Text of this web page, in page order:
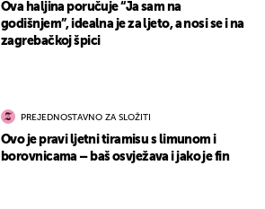
Ova haljina poručuje “Ja sam na
godišnjem”, idealna je za ljeto, a nosi se i na
zagrebačkoj špici
PREJEDNOSTAVNO ZA SLOŽITI
Ovo je pravi ljetni tiramisu s limunom i
borovnicama – baš osvježava i jako je fin